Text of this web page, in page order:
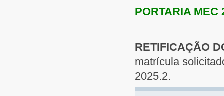
PORTARIA MEC
RETIFICAÇÃO
matrícula
2025.2.